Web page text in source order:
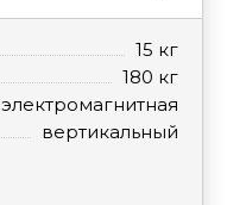
15 кг
180 кг
электромагнитная
вертикальный